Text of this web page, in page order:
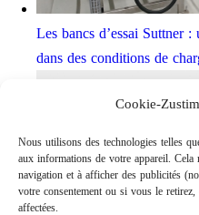
Cookie-
Nous utilisons des technologies telles
aux informations de votre appareil. Cela
navigation et à afficher des publicités
votre consentement ou si vous le
affectées.
Les bancs d’essai Suttner
dans des conditions de